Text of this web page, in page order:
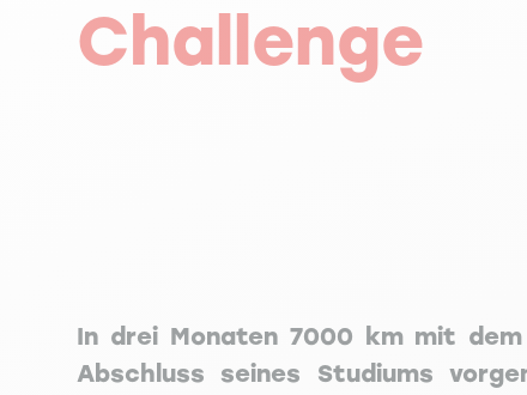
Challenge
In drei Monaten 7000 km mit
Abschluss seines Studiums